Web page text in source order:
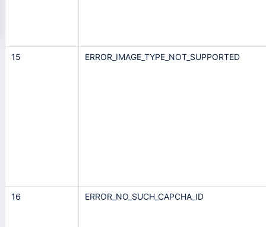
15 ERROR_IMAGE_TYPE_NOT_SUPPORTED
16 ERROR_NO_SUCH_CAPCHA_ID